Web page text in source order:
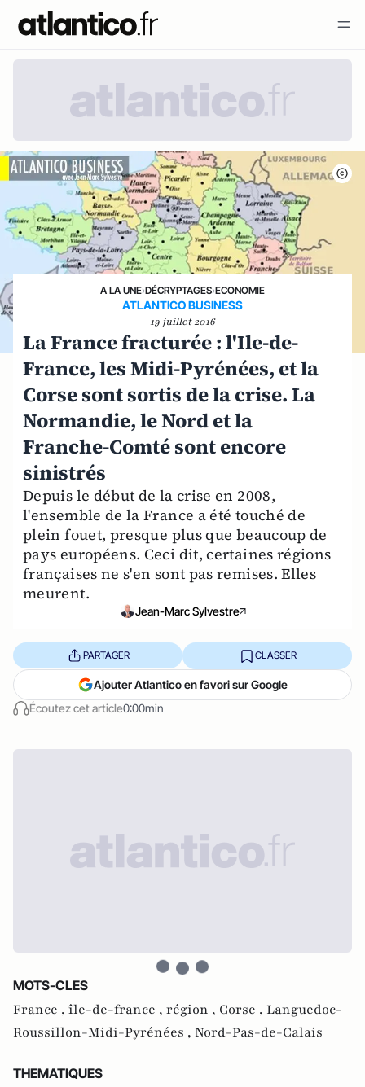
A LA UNE›DÉCRYPTAGES›ECONOMIE
ATLANTICO BUSINESS
19 juillet 2016
La France fracturée : l'Ile-de-
France, les Midi-Pyrénées, et la
Corse sont sortis de la crise. La
Normandie, le Nord et la
Franche-Comté sont encore
sinistrés
Depuis le début de la crise en 2008,
l'ensemble de la France a été touché de
plein fouet, presque plus que beaucoup de
pays européens. Ceci dit, certaines régions
françaises ne s'en sont pas remises. Elles
meurent.
Jean-Marc Sylvestre
Écoutez cet article0:00min
PARTAGER CLASSER
Ajouter Atlantico en favori sur Google
MOTS-CLES
France , île-de-france , région , Corse , Languedoc-
Roussillon-Midi-Pyrénées , Nord-Pas-de-Calais
THEMATIQUES